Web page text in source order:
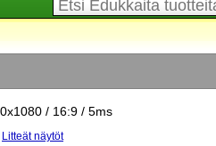
/ 16:9 / 5ms
Litteät näytöt